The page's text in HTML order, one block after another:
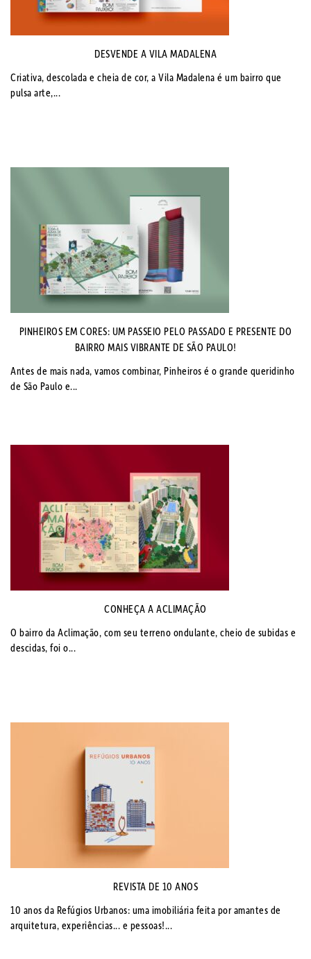
DESVENDE A VILA MADALENA
Criativa, descolada e cheia de cor, a Vila Madalena é um bairro que
pulsa arte,...
PINHEIROS EM CORES: UM PASSEIO PELO PASSADO E PRESENTE DO
BAIRRO MAIS VIBRANTE DE SÃO PAULO!
Antes de mais nada, vamos combinar, Pinheiros é o grande queridinho
de São Paulo e...
CONHEÇA A ACLIMAÇÃO
O bairro da Aclimação, com seu terreno ondulante, cheio de subidas e
descidas, foi o...
REVISTA DE 10 ANOS
10 anos da Refúgios Urbanos: uma imobiliária feita por amantes de
arquitetura, experiências... e pessoas!...